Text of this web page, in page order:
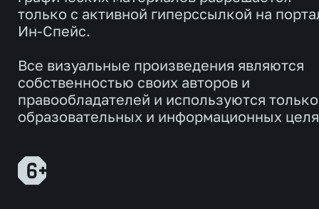
только с активной гиперссылкой на
Ин-Спейс.
Все визуальные произведения являются
собственностью своих авторов и
правообладателей и используются
образовательных и информационных